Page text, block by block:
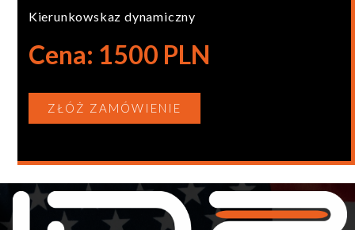
Kierunkowskaz dynamiczny
Cena: 1500 PLN
ZŁÓŻ ZAMÓWIENIE